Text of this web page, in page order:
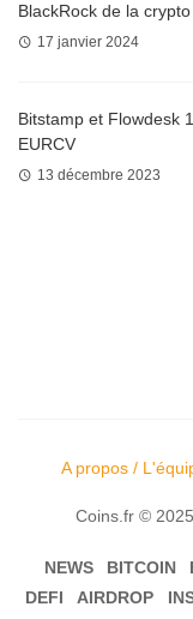
BlackRock de la crypto
17 janvier 2024
Bitstamp et Flowdesk
EURCV
13 décembre 2023
A propos /
Coins.fr ©
NEWS BITCOIN
DEFI
AIRDROP